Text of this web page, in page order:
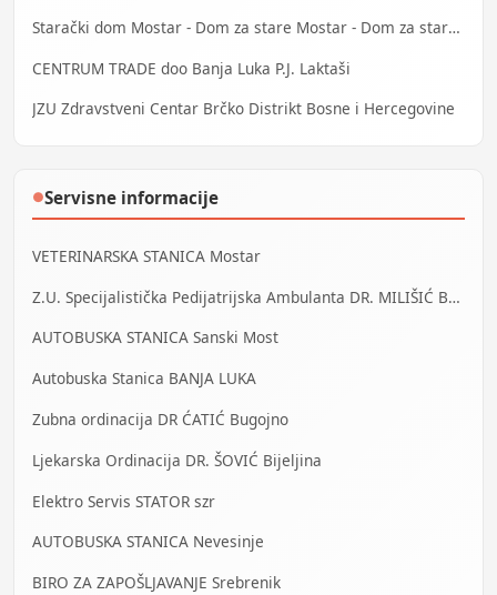
Starački dom Mostar - Dom za stare Mostar - Dom za stara lica Mostar
CENTRUM TRADE doo Banja Luka P.J. Laktaši
JZU Zdravstveni Centar Brčko Distrikt Bosne i Hercegovine
●Servisne informacije
VETERINARSKA STANICA Mostar
Z.U. Specijalistička Pedijatrijska Ambulanta DR. MILIŠIĆ Banja Luka
AUTOBUSKA STANICA Sanski Most
Autobuska Stanica BANJA LUKA
Zubna ordinacija DR ĆATIĆ Bugojno
Ljekarska Ordinacija DR. ŠOVIĆ Bijeljina
Elektro Servis STATOR szr
AUTOBUSKA STANICA Nevesinje
BIRO ZA ZAPOŠLJAVANJE Srebrenik